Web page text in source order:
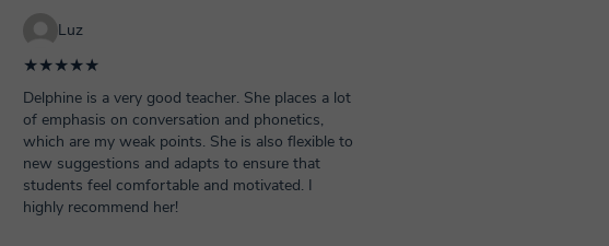
Luz
★★★★★
Delphine is a very good teacher. She places a lot
of emphasis on conversation and phonetics,
which are my weak points. She is also flexible to
new suggestions and adapts to ensure that
students feel comfortable and motivated. I
highly recommend her!